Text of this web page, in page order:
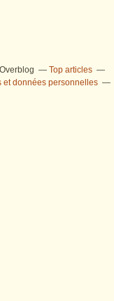
Top articles
et données personnelles